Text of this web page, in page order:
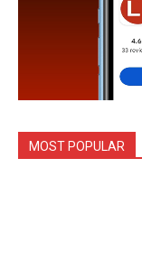
MOST POPULAR